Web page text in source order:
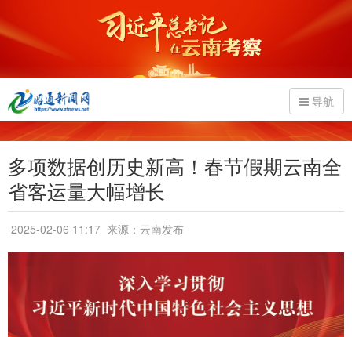
导航
多项数据创历史新高！春节假期云南全
省客运量大幅增长
2025-02-06 11:17 来源：云南发布